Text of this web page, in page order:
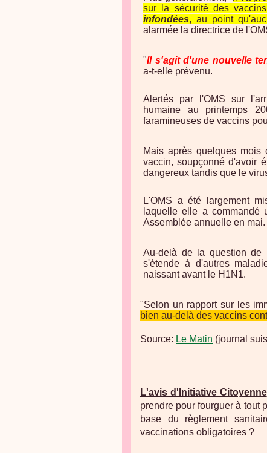
sur la sécurité des
infondées, au point
alarmée la directrice de
"Il s'agit d'une nouvelle
a-t-elle prévenu.
Alertés par l'OMS sur
humaine au printemps
faramineuses de vaccins
Mais après quelques
vaccin, soupçonné d'avoir
dangereux tandis que le
L'OMS a été largement
laquelle elle a
Assemblée annuelle en mai.
Au-delà de la question de
s'étende à d'autres
naissant avant le H1N1.
"Selon un rapport sur les
bien au-delà des vaccins
Source: Le Matin (journal
L'avis d'Initiative Citoyenne
prendre pour fourguer à tout
base du règlement
vaccinations obligatoires ?